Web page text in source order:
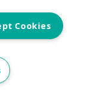
Cookies